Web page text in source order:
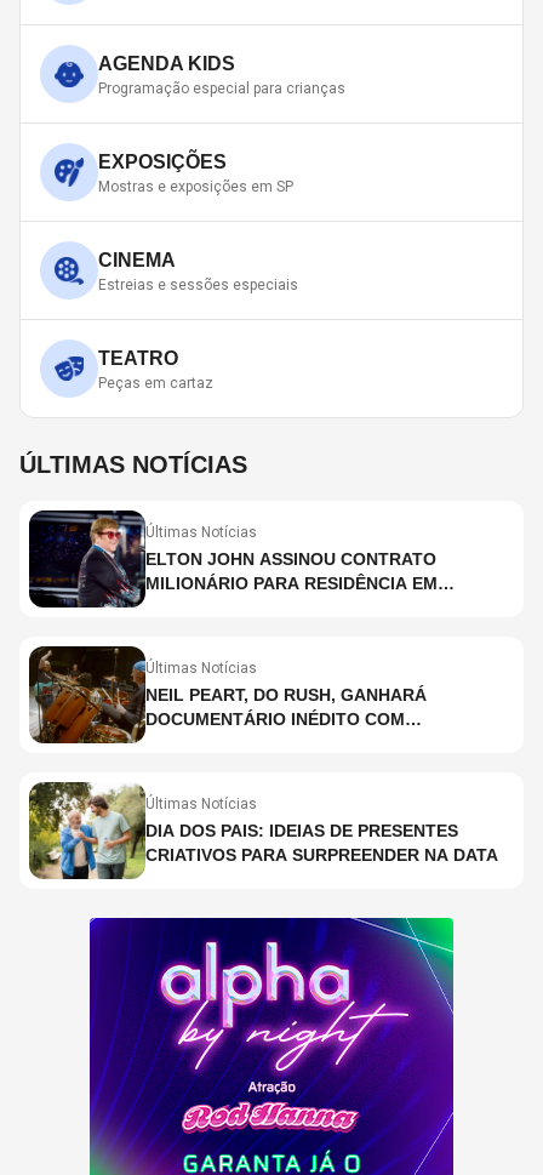
AGENDA KIDS
Programação especial para crianças
EXPOSIÇÕES
Mostras e exposições em SP
CINEMA
Estreias e sessões especiais
TEATRO
Peças em cartaz
ÚLTIMAS NOTÍCIAS
Últimas Notícias
ELTON JOHN ASSINOU CONTRATO
MILIONÁRIO PARA RESIDÊNCIA EM
Últimas Notícias
NEIL PEART, DO RUSH, GANHARÁ
DOCUMENTÁRIO INÉDITO COM
Últimas Notícias
DIA DOS PAIS: IDEIAS DE PRESENTES
CRIATIVOS PARA SURPREENDER NA DATA